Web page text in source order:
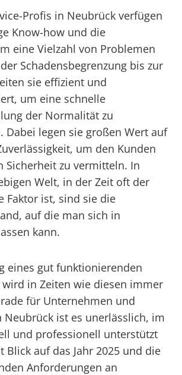
Profis in Neubrück verfügen
Know-how und die
eine Vielzahl von Problemen
Schadensbegrenzung bis zur
sie effizient und
um eine schnelle
der Normalität zu
Dabei legen sie großen Wert auf
um den Kunden
Sicherheit zu vermitteln. In
Welt, in der Zeit oft der
Faktor ist, sind sie die
auf die man sich in
kann.
eines gut funktionierenden
in Zeiten wie diesen immer
für Unternehmen und
Neubrück ist es unerlässlich, im
und professionell unterstützt
Blick auf das Jahr 2025 und die
Anforderungen an